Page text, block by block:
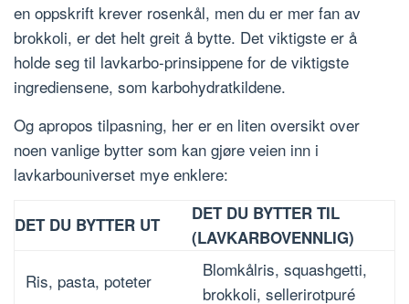
en oppskrift krever rosenkål, men du er mer fan av
brokkoli, er det helt greit å bytte. Det viktigste er å
holde seg til lavkarbo-prinsippene for de viktigste
ingrediensene, som karbohydratkildene.
Og apropos tilpasning, her er en liten oversikt over
noen vanlige bytter som kan gjøre veien inn i
lavkarbouniverset mye enklere:
DET DU BYTTER UT
DET DU BYTTER TIL
(LAVKARBOVENNLIG)
Ris, pasta, poteter
Blomkålris, squashgetti,
brokkoli, sellerirotpuré